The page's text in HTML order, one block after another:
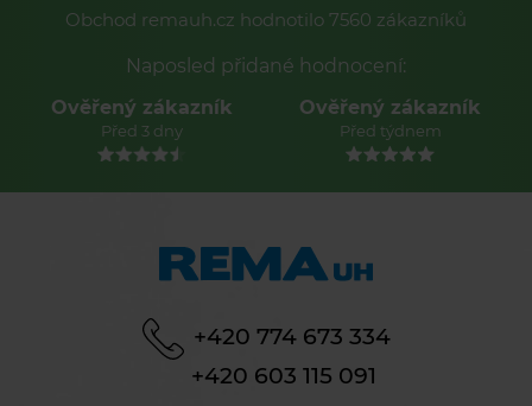
Obchod remauh.cz hodnotilo 7560 zákazníků
Naposled přidané hodnocení:
Ověřený zákazník
Před 3 dny
Ověřený zákazník
Před týdnem
+420 774 673 334
+420 603 115 091